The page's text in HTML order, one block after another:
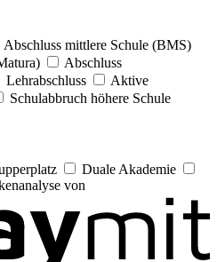
Abschluss mittlere Schule (BMS)
Abschluss
Lehrabschluss
Aktive
Schulabbruch höhere Schule
Duale Akademie
von